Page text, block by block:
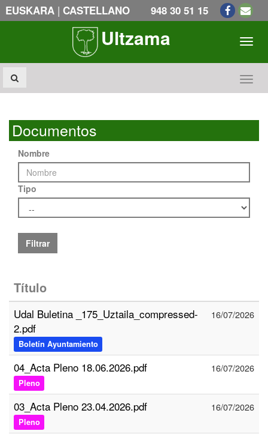
EUSKARA | CASTELLANO 948 30 51 15
Ultzama
Documentos
Nombre
Tipo
Filtrar
Título
Udal Buletina _175_Uztaila_compressed-
2.pdf
Boletín Ayuntamiento
16/07/2026
04_Acta Pleno 18.06.2026.pdf
Pleno
16/07/2026
03_Acta Pleno 23.04.2026.pdf
Pleno
16/07/2026